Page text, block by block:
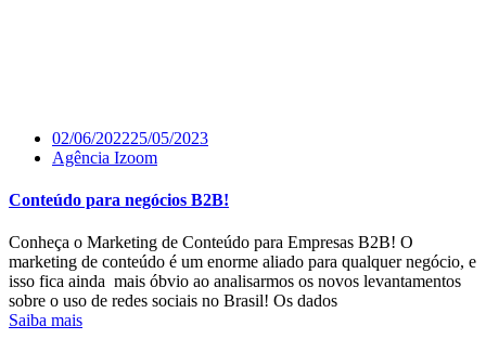
02/06/202225/05/2023
Agência Izoom
Conteúdo para negócios B2B!
Conheça o Marketing de Conteúdo para Empresas B2B! O
marketing de conteúdo é um enorme aliado para qualquer negócio, e
isso fica ainda mais óbvio ao analisarmos os novos levantamentos
sobre o uso de redes sociais no Brasil! Os dados
Saiba mais